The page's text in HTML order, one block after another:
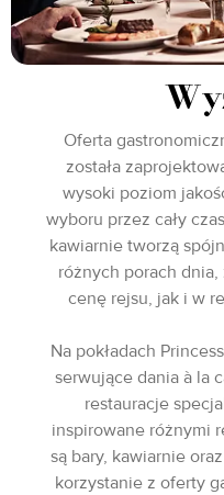
Oferta
została
wysoki poziom
wyboru przez cały
kawiarnie tworzą
różnych porach
cenę rejsu, jak i w
Na pokładach
serwujące dania à la
restauracje
inspirowane różnymi
są bary, kawiarnie
korzystanie z oferty